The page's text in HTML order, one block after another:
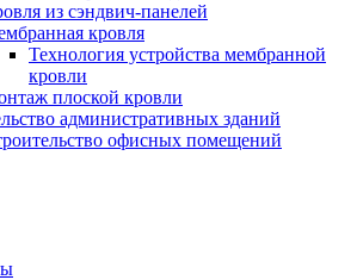
из сэндвич-панелей
кровля
Технология устройства мембранной
кровли
плоской кровли
административных зданий
офисных помещений